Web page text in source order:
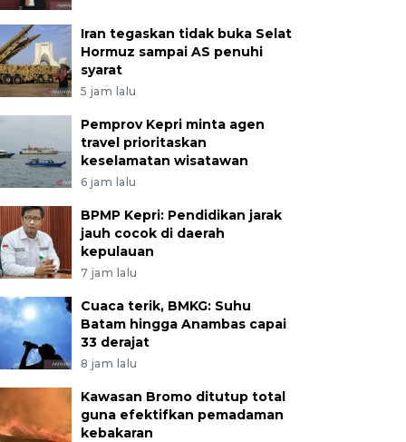
Iran tegaskan tidak buka Selat
Hormuz sampai AS penuhi
syarat
5 jam lalu
Pemprov Kepri minta agen
travel prioritaskan
keselamatan wisatawan
6 jam lalu
BPMP Kepri: Pendidikan jarak
jauh cocok di daerah
kepulauan
7 jam lalu
Cuaca terik, BMKG: Suhu
Batam hingga Anambas capai
33 derajat
8 jam lalu
Kawasan Bromo ditutup total
guna efektifkan pemadaman
kebakaran